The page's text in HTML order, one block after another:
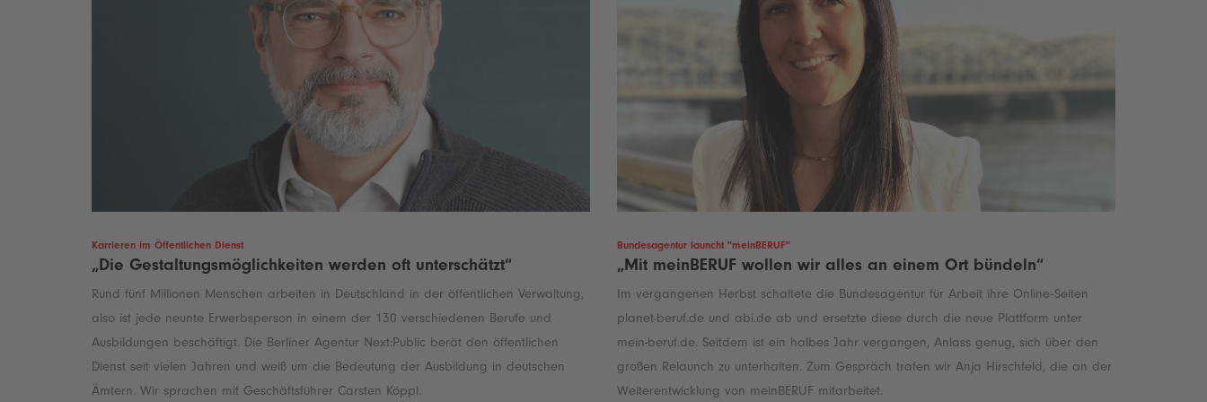
Karrieren im Öffentlichen Dienst
„Die Gestaltungsmöglichkeiten werden oft unterschätzt“
Rund fünf Millionen Menschen arbeiten in Deutschland in der öffentlichen Verwaltung,
also ist jede neunte Erwerbsperson in einem der 130 verschiedenen Berufe und
Ausbildungen beschäftigt. Die Berliner Agentur Next:Public berät den öffentlichen
Dienst seit vielen Jahren und weiß um die Bedeutung der Ausbildung in deutschen
Ämtern. Wir sprachen mit Geschäftsführer Carsten Köppl.
Bundesagentur launcht "meinBERUF"
„Mit meinBERUF wollen wir alles an einem Ort bündeln“
Im vergangenen Herbst schaltete die Bundesagentur für Arbeit ihre Online-Seiten
planet-beruf.de und abi.de ab und ersetzte diese durch die neue Plattform unter
mein-beruf.de. Seitdem ist ein halbes Jahr vergangen, Anlass genug, sich über den
großen Relaunch zu unterhalten. Zum Gespräch trafen wir Anja Hirschfeld, die an der
Weiterentwicklung von meinBERUF mitarbeitet.